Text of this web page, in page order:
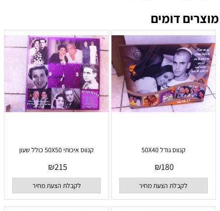
מוצרים דומים
קנווס גודל 50X40
₪180
לקבלת הצעת מחיר
קנווס איכותי 50X50 כולל שעון
₪215
לקבלת הצעת מחיר